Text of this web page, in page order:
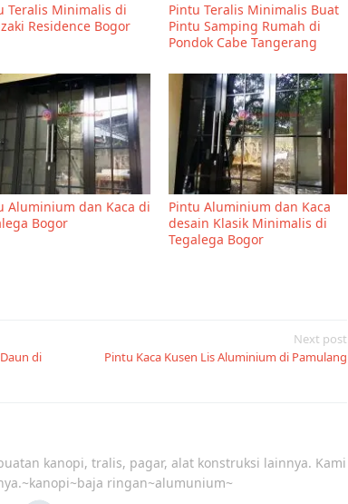
Teralis Minimalis di
Residence Bogor
Pintu Teralis Minimalis Buat
Pintu Samping Rumah di
Pondok Cabe Tangerang
Aluminium dan Kaca di
Bogor
Pintu Aluminium dan Kaca
desain Klasik Minimalis di
Tegalega Bogor
di
Next post
Pintu Kaca Kusen Lis Aluminium di Pamulang
kanopi, tralis, pagar, alat konstruksi lainnya. Kami
ringan~alumunium~